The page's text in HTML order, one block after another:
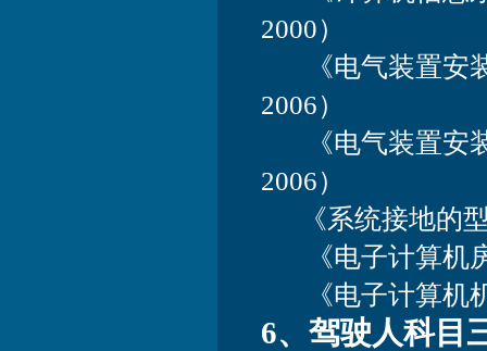
2000）
《电气装置安装
2006）
《电气装置安装
2006）
《系统接地的型
《电子计算机房
《电子计算机机
6、驾驶人科目